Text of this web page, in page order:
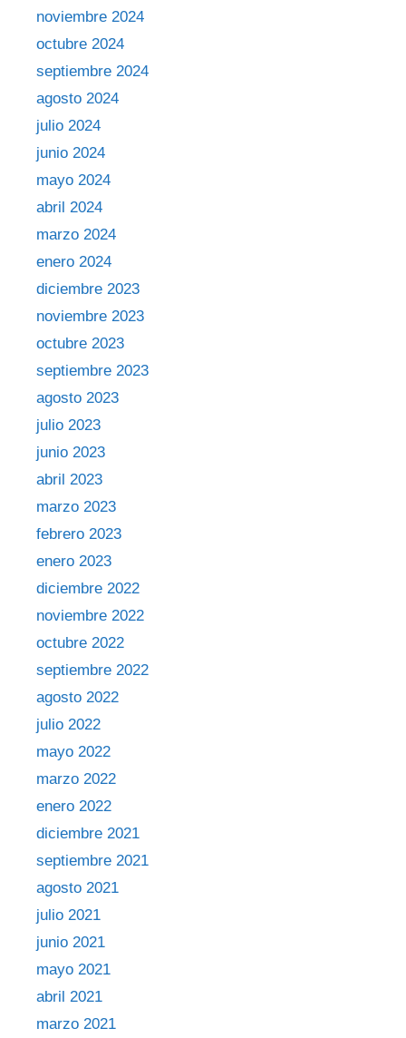
noviembre 2024
octubre 2024
septiembre 2024
agosto 2024
julio 2024
junio 2024
mayo 2024
abril 2024
marzo 2024
enero 2024
diciembre 2023
noviembre 2023
octubre 2023
septiembre 2023
agosto 2023
julio 2023
junio 2023
abril 2023
marzo 2023
febrero 2023
enero 2023
diciembre 2022
noviembre 2022
octubre 2022
septiembre 2022
agosto 2022
julio 2022
mayo 2022
marzo 2022
enero 2022
diciembre 2021
septiembre 2021
agosto 2021
julio 2021
junio 2021
mayo 2021
abril 2021
marzo 2021